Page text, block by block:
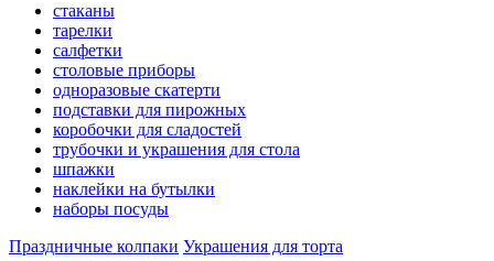
стаканы
тарелки
салфетки
столовые приборы
одноразовые скатерти
подставки для пирожных
коробочки для сладостей
трубочки и украшения для стола
шпажки
наклейки на бутылки
наборы посуды
Праздничные колпаки Украшения для торта